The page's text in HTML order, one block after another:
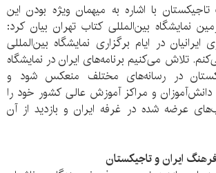
با اشاره به میهمان ویژه بودن این
نمایشگاه بین‌المللی کتاب تهران بیان کرد:
ایرانیان در ایام برگزاری نمایشگاه بین‌المللی
تلاش می‌کنیم برنامه‌های ایران در نمایشگاه
در رسانه‌های مختلف منعکس شود و
دانش‌آموزان و مراکز آموزش عالی کشور خود را
عرضه شده در غرفه ایران و بازدید از آن
ایران و تاجیکستان